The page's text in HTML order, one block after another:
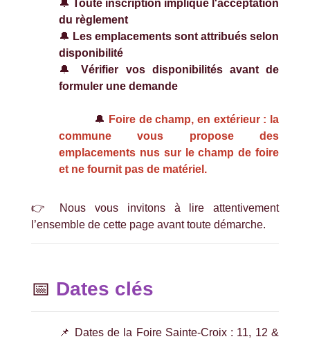
🔔
Toute inscription implique l'acceptation
du règlement
🔔 Les emplacements sont attribués selon
disponibilité
🔔Vérifier vos disponibilités avant de
formuler une demande
🔔 Foire de champ, en extérieur : la
commune vous propose des
emplacements nus sur le champ de foire
et ne fournit pas de matériel.
👉 Nous vous invitons à lire attentivement
l’ensemble de cette page avant toute démarche.
📅 Dates clés
📌 Dates de la Foire Sainte-Croix : 11, 12 &